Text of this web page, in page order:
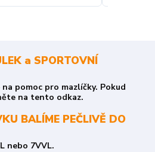
a SPORTOVNÍ
pomoc pro mazlíčky. Pokud
na tento odkaz.
BALÍME PEČLIVĚ DO
nebo 7VVL.